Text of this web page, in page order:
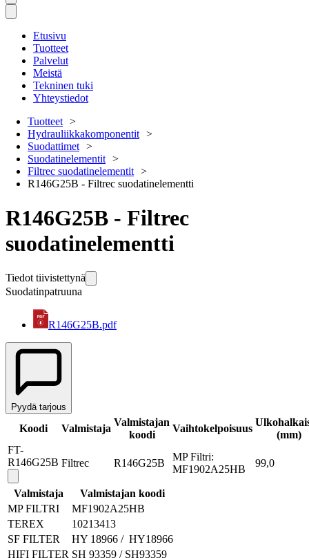
Etusivu
Tuotteet
Palvelut
Meistä
Tekninen tuki
Yhteystiedot
Tuotteet
Hydrauliikkakomponentit
Suodattimet
Suodatinelementit
Filtrec suodatinelementit
R146G25B - Filtrec suodatinelementti
R146G25B - Filtrec
suodatinelementti
Tiedot tiivistettynä
Suodatinpatruuna
R146G25B.pdf
Pyydä tarjous
Koodi Valmistaja
Valmistajan
koodi
Vaihtokelpoisuus
(mm)
FT-
R146G25B Filtrec R146G25B
MP Filtri:
MF1902A25HB
99,0
Valmistaja
Valmistajan koodi
MP FILTRI
MF1902A25HB
TEREX
10213413
SF FILTER
HY 18966 / HY18966
HIFI FILTER SH 93359 / SH93359